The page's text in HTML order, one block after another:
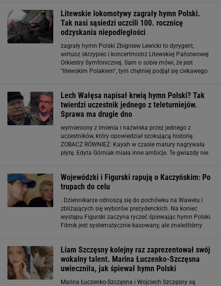
Litewskie lokomotywy zagrały hymn Polski.
Tak nasi sąsiedzi uczcili 100. rocznicę
odzyskania niepodległości
zagrały hymn Polski Zbigniew Lewicki to dyrygent,
wirtuoz skrzypiec i koncertmistrz Litewskiej Państwowej
Orkiestry Symfonicznej. Sam o sobie mówi, że jest
"litewskim Polakiem", tym chętniej podjął się ciekawego
Lech Wałęsa napisał krwią hymn Polski? Tak
twierdzi uczestnik jednego z teleturniejów.
Sprawa ma drugie dno
wymieniony z imienia i nazwiska przez jednego z
uczestników, który opowiedział szokującą historię.
ZOBACZ RÓWNIEŻ: Kayah w czasie matury nagrywała
płytę. Edyta Górniak miała inne ambicje. Te gwiazdy nie
Wojewódzki i Figurski rapują o Kaczyńskim: Po
trupach do celu
. Dziennikarze odnoszą się do pochówku na Wawelu i
zbliżających się wyborów prezydenckich. Na koniec
występu Figurski zaczyna ryczeć śpiewając hymn Polski.
Filmik jest systematycznie kasowany, ale znaleźliśmy
Liam Szczęsny kolejny raz zaprezentował swój
wokalny talent. Marina Łuczenko-Szczęsna
uwieczniła, jak śpiewał hymn Polski
Marina Łuczenko-Szczęsna i Wojciech Szczęsny są